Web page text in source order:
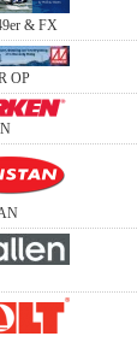
& FX
OP